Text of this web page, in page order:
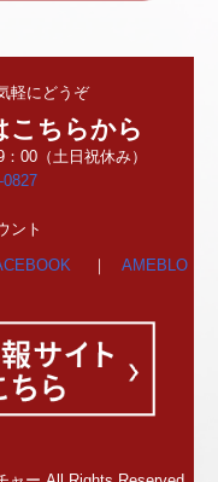
軽にどうぞ
ちらから
00（土日祝休み）
0827
ント
｜AMEBLO